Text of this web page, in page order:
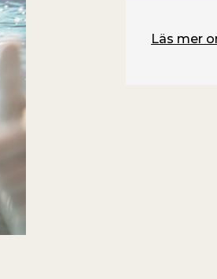
Läs mer